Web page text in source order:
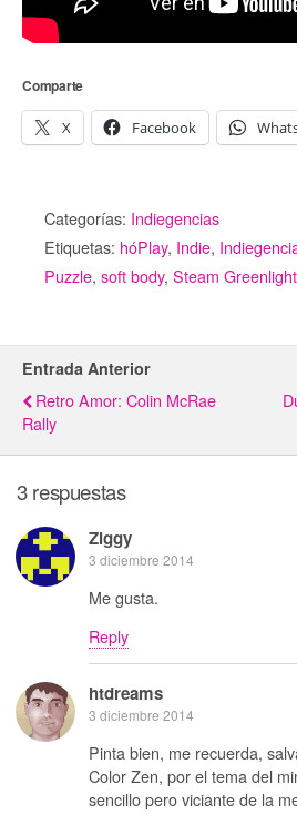
Comparte
X Facebook
Categorías: Indiegencias
Etiquetas: hóPlay, Indie,
Puzzle, soft body, Steam Greenlight
Entrada Anterior
Retro Amor: Colin McRae
Rally
3 respuestas
Ziggy
3 diciembre 2014
Me gusta.
Reply
htdreams
3 diciembre 2014
Pinta bien, me recuerda,
Color Zen, por el tema del
sencillo pero viciante de la